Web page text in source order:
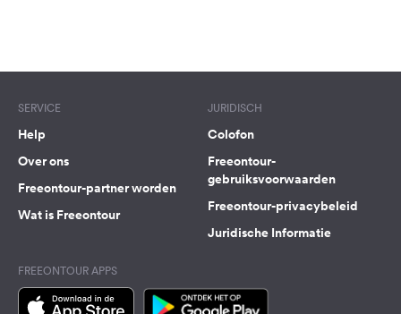
SERVICE
Help
Over ons
Freeontour-partner worden
Wat is Freeontour
JURIDISCH
Colofon
Freeontour-
gebruiksvoorwaarden
Freeontour-privacybeleid
Juridische Informatie
FREEONTOUR APPS